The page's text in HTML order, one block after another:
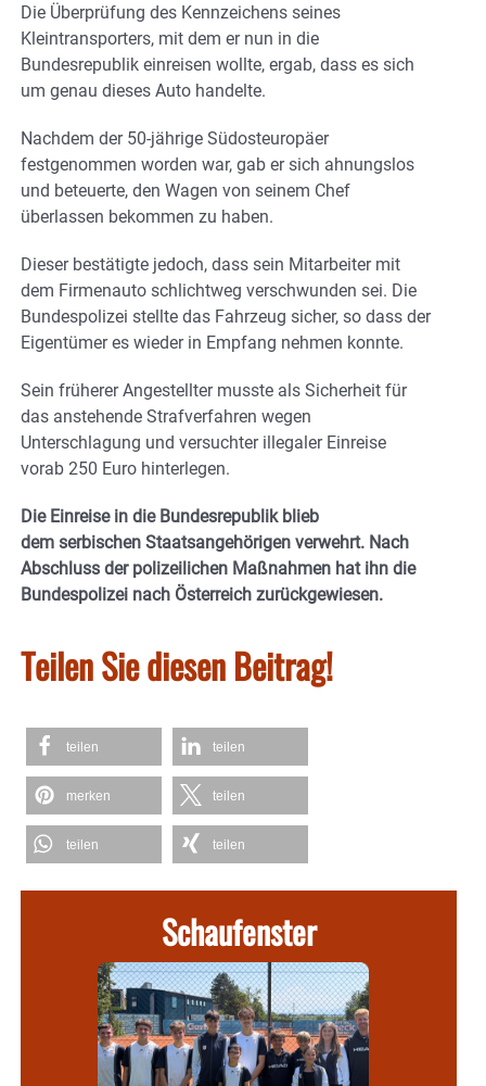
Die Überprüfung des Kennzeichens seines
Kleintransporters, mit dem er nun in die
Bundesrepublik einreisen wollte, ergab, dass es sich
um genau dieses Auto handelte.
Nachdem der 50-jährige Südosteuropäer
festgenommen worden war, gab er sich ahnungslos
und beteuerte, den Wagen von seinem Chef
überlassen bekommen zu haben.
Dieser bestätigte jedoch, dass sein Mitarbeiter mit
dem Firmenauto schlichtweg verschwunden sei. Die
Bundespolizei stellte das Fahrzeug sicher, so dass der
Eigentümer es wieder in Empfang nehmen konnte.
Sein früherer Angestellter musste als Sicherheit für
das anstehende Strafverfahren wegen
Unterschlagung und versuchter illegaler Einreise
vorab 250 Euro hinterlegen.
Die Einreise in die Bundesrepublik blieb
dem serbischen Staatsangehörigen verwehrt. Nach
Abschluss der polizeilichen Maßnahmen hat ihn die
Bundespolizei nach Österreich zurückgewiesen.
Teilen Sie diesen Beitrag!
teilen teilen
merken teilen
teilen teilen
Schaufenster